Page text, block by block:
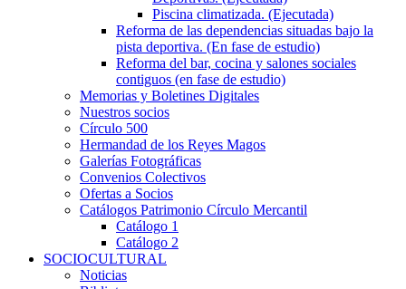
Piscina climatizada. (Ejecutada)
Reforma de las dependencias situadas bajo la
pista deportiva. (En fase de estudio)
Reforma del bar, cocina y salones sociales
contiguos (en fase de estudio)
Memorias y Boletines Digitales
Nuestros socios
Círculo 500
Hermandad de los Reyes Magos
Galerías Fotográficas
Convenios Colectivos
Ofertas a Socios
Catálogos Patrimonio Círculo Mercantil
Catálogo 1
Catálogo 2
SOCIOCULTURAL
Noticias